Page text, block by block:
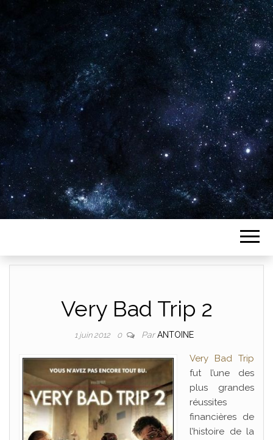
Plus de 2800 critiques de films
Very Bad Trip 2
1 juin 2012 0 ParANTOINE
Very Bad Trip
fut l’une des
plus grandes
réussites
financières de
l’histoire de la